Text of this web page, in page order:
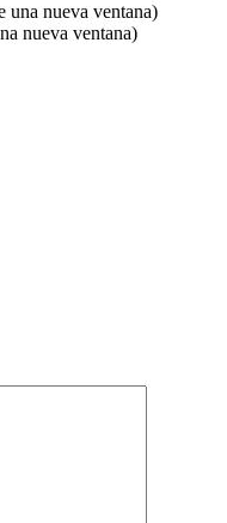
una nueva ventana)
nueva ventana)